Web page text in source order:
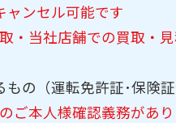
ャンセル可能です
・当社店舗での買取・
の（運転免許証･保険
ご本人様確認義務があ